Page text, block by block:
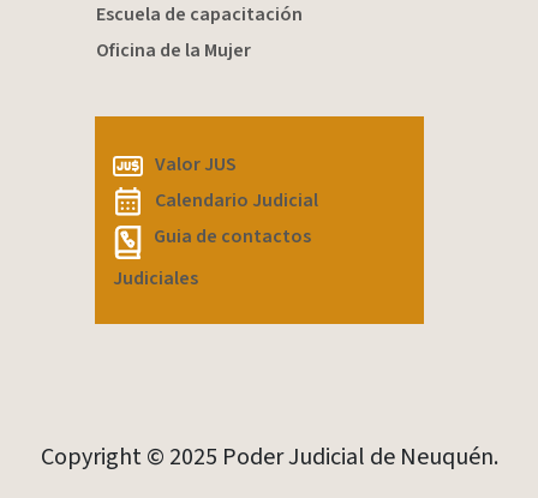
Escuela de capacitación
Oficina de la Mujer
Valor JUS
Calendario Judicial
Guia de contactos
Judiciales
Copyright © 2025 Poder Judicial de Neuquén.